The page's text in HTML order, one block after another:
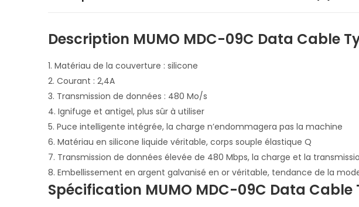
Description MUMO MDC-09C Data Cable
1. Matériau de la couverture : silicone
2. Courant : 2,4A
3. Transmission de données : 480 Mo/s
4. Ignifuge et antigel, plus sûr à utiliser
5. Puce intelligente intégrée, la charge n’endommagera pas la machine
6. Matériau en silicone liquide véritable, corps souple élastique Q
7. Transmission de données élevée de 480 Mbps, la charge et la
8. Embellissement en argent galvanisé en or véritable, tendance de la
Spécification MUMO MDC-09C Data Cable